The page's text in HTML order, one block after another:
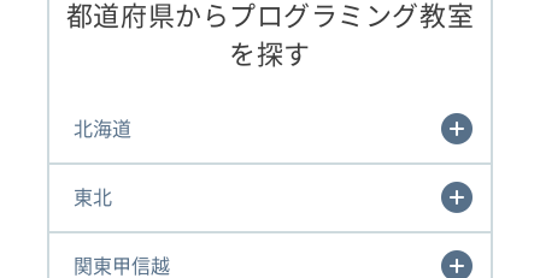
都道府県からプログラミング教室
を探す
北海道
東北
関東甲信越